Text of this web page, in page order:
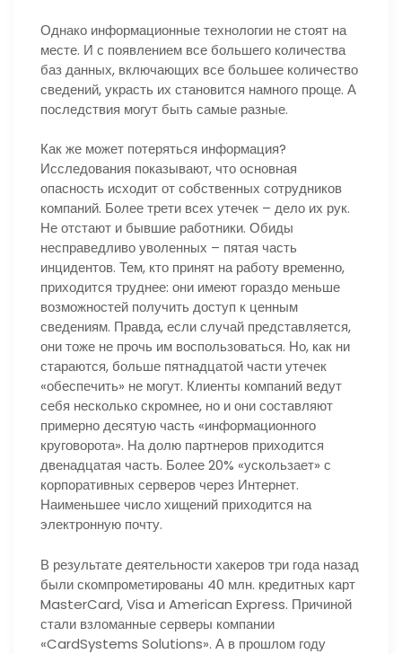
Однако информационные технологии не стоят на
месте. И с появлением все большего количества
баз данных, включающих все большее количество
сведений, украсть их становится намного проще. А
последствия могут быть самые разные.
Как же может потеряться информация?
Исследования показывают, что основная
опасность исходит от собственных сотрудников
компаний. Более трети всех утечек – дело их рук.
Не отстают и бывшие работники. Обиды
несправедливо уволенных – пятая часть
инцидентов. Тем, кто принят на работу временно,
приходится труднее: они имеют гораздо меньше
возможностей получить доступ к ценным
сведениям. Правда, если случай представляется,
они тоже не прочь им воспользоваться. Но, как ни
стараются, больше пятнадцатой части утечек
«обеспечить» не могут. Клиенты компаний ведут
себя несколько скромнее, но и они составляют
примерно десятую часть «информационного
круговорота». На долю партнеров приходится
двенадцатая часть. Более 20% «ускользает» с
корпоративных серверов через Интернет.
Наименьшее число хищений приходится на
электронную почту.
В результате деятельности хакеров три года назад
были скомпрометированы 40 млн. кредитных карт
MasterCard, Visa и American Express. Причиной
стали взломанные серверы компании
«CardSystems Solutions». А в прошлом году